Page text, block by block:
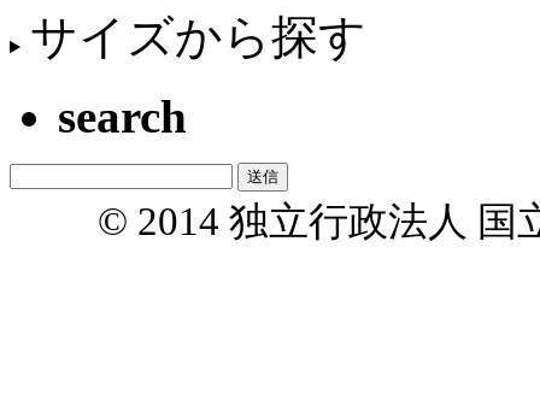
サイズから探す
search
© 2014 独立行政法人 国